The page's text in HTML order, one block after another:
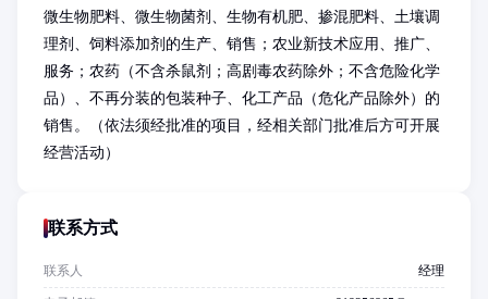
微生物肥料、微生物菌剂、生物有机肥、掺混肥料、土壤调
理剂、饲料添加剂的生产、销售；农业新技术应用、推广、
服务；农药（不含杀鼠剂；高剧毒农药除外；不含危险化学
品）、不再分装的包装种子、化工产品（危化产品除外）的
销售。（依法须经批准的项目，经相关部门批准后方可开展
经营活动）
联系方式
联系人 经理